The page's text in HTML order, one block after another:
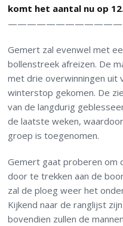
komt het aantal nu op
Gemert zal evenwel met
bollenstreek afreizen. De
met drie overwinningen
winterstop gekomen. De
van de langdurig
de laatste weken,
groep is toegenomen.
Gemert gaat proberen om
door te trekken aan de
zal de ploeg weer het
Kijkend naar de ranglijst
bovendien zullen de